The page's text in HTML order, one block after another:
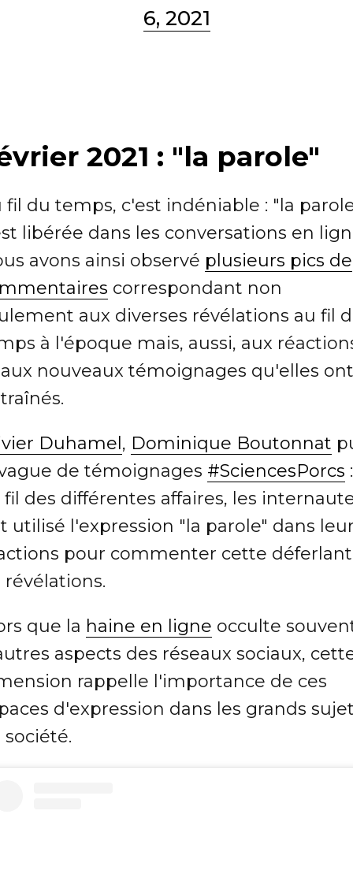
6, 2021
2021 : "la parole"
fil du temps, c'est indéniable : "la
libérée dans les conversations en
avons ainsi observé plusieurs pics de
correspondant non
aux diverses révélations au fil
à l'époque mais, aussi, aux
nouveaux témoignages qu'elles ont
Duhamel, Dominique Boutonnat
de témoignages #SciencesPorcs :
fil des différentes affaires, les
utilisé l'expression "la parole" dans
pour commenter cette
révélations.
que la haine en ligne occulte
aspects des réseaux sociaux,
rappelle l'importance de ces
d'expression dans les grands
société.